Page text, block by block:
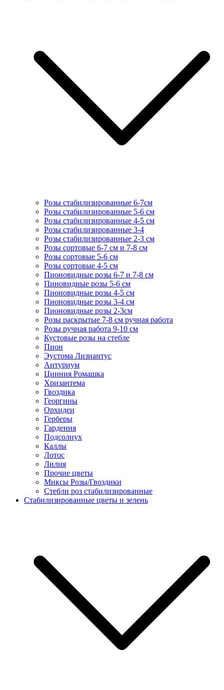
Розы стабилизированные 6-7см
Розы стабилизированные 5-6 см
Розы стабилизированные 4-5 см
Розы стабилизированные 3-4
Розы стабилизированные 2-3 см
Розы сортовые 6-7 см и 7-8 см
Розы сортовые 5-6 см
Розы сортовые 4-5 см
Пионовидные розы 6-7 и 7-8 см
Пиновидные розы 5-6 см
Пионовидные розы 4-5 см
Пионовидные розы 3-4 см
Пионовидные розы 2-3см
Розы раскрытые 7-8 см ручная работа
Розы ручная работа 9-10 см
Кустовые розы на стебле
Пион
Эустома Лизиантус
Антуриум
Цинния Ромашка
Хризантема
Гвоздика
Георгины
Орхидеи
Герберы
Гардения
Подсолнух
Каллы
Лотос
Лилия
Прочие цветы
Миксы Розы/Гвоздики
Стебли роз стабилизированные
Стабилизированные цветы и зелень